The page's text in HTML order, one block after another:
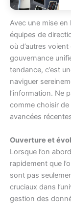
Avec une mise en
équipes de
où d’autres
gouvernance
tendance, c’est
naviguer
l’information. Ne
comme choisir de
avancées
Ouverture et
Lorsque l’on
rapidement que
sont pas
cruciaux dans
gestion des